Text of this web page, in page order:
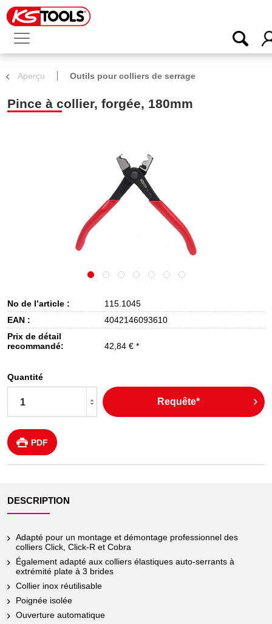
Aperçu Outils pour colliers de serrage
Pince à collier, forgée, 180mm
No de l’article :
115.1045
EAN :
4042146093610
Prix de détail
recommandé:
42,84 € *
Quantité
Requête*
PDF
DESCRIPTION
Adapté pour un montage et démontage professionnel des
colliers Click, Click-R et Cobra
Également adapté aux colliers élastiques auto-serrants à
extrémité plate à 3 brides
Collier inox réutilisable
Poignée isolée
Ouverture automatique